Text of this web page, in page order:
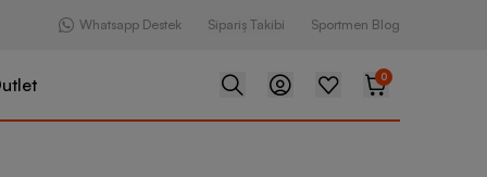
Whatsapp Destek Sipariş Takibi Sportmen Blog
0